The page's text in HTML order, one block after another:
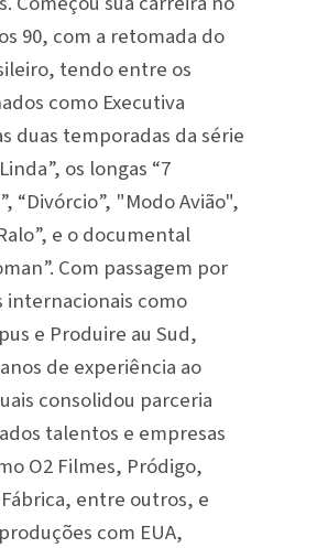
90, com a retomada do
tendo entre os
como Executiva
duas temporadas da série
os longas “7
“Divórcio”, "Modo Avião",
e o documental
Com passagem por
internacionais como
e Produire au Sud,
de experiência ao
consolidou parceria
talentos e empresas
O2 Filmes, Pródigo,
entre outros, e
com EUA,